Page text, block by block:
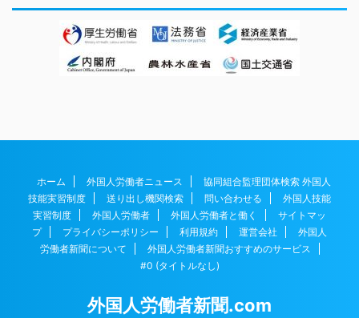
ホーム 外国人労働者ニュース
協同組合監理団体検索 外国人
技能実習制度
送り出し機関検索 問い合わせる
外国人技能
実習制度
外国人労働者 外国人労働者と働く
サイトマッ
プ
プライバシーポリシー 利用規約 運営会社
外国人
労働者新聞について
外国人労働者新聞おすすめのサービス
#0 (タイトルなし)
外国人労働者新聞.com